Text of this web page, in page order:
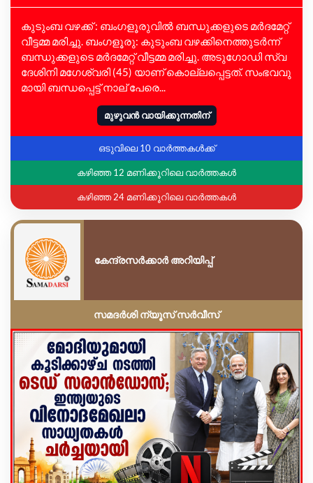
കു​ടും​ബ വ​ഴ​ക്ക് : ബം​ഗ​ളൂ​രുവിൽ ബ​ന്ധു​ക്ക​ളു​ടെ മ​ർ​ദ​മേ​റ്റ്
വീ​ട്ട​മ്മ മ​രി​ച്ചു. ബം​ഗ​ളൂ​രു: കു​ടും​ബ വ​ഴ​ക്കി​നെ​ത്തു​ട​ർ​ന്ന്
ബ​ന്ധു​ക്ക​ളു​ടെ മ​ർ​ദ​മേ​റ്റ് വീ​ട്ട​മ്മ മ​രി​ച്ചു. അ​ടു​ഗോ​ഡി സ്വ​
ദേ​ശി​നി മ​ഗേ​ശ്വ​രി (45) യാ​ണ് കൊ​ല്ല​പ്പെ​ട്ട​ത്. സം​ഭ​വ​വു​
മാ​യി ബ​ന്ധ​പ്പെ​ട്ട് നാ​ല് പേ​രെ...
മുഴുവൻ വായിക്കുന്നതിന്
ഒടുവിലെ 10 വാർത്തകൾക്ക്
കഴിഞ്ഞ 12 മണിക്കൂറിലെ വാർത്തകൾ
കഴിഞ്ഞ 24 മണിക്കൂറിലെ വാർത്തകൾ
കേന്ദ്രസർക്കാർ അറിയിപ്പ്
സമദർശി ന്യൂസ് സർവീസ്